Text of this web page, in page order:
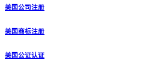
美国公司注册
美国商标注册
美国公证认证